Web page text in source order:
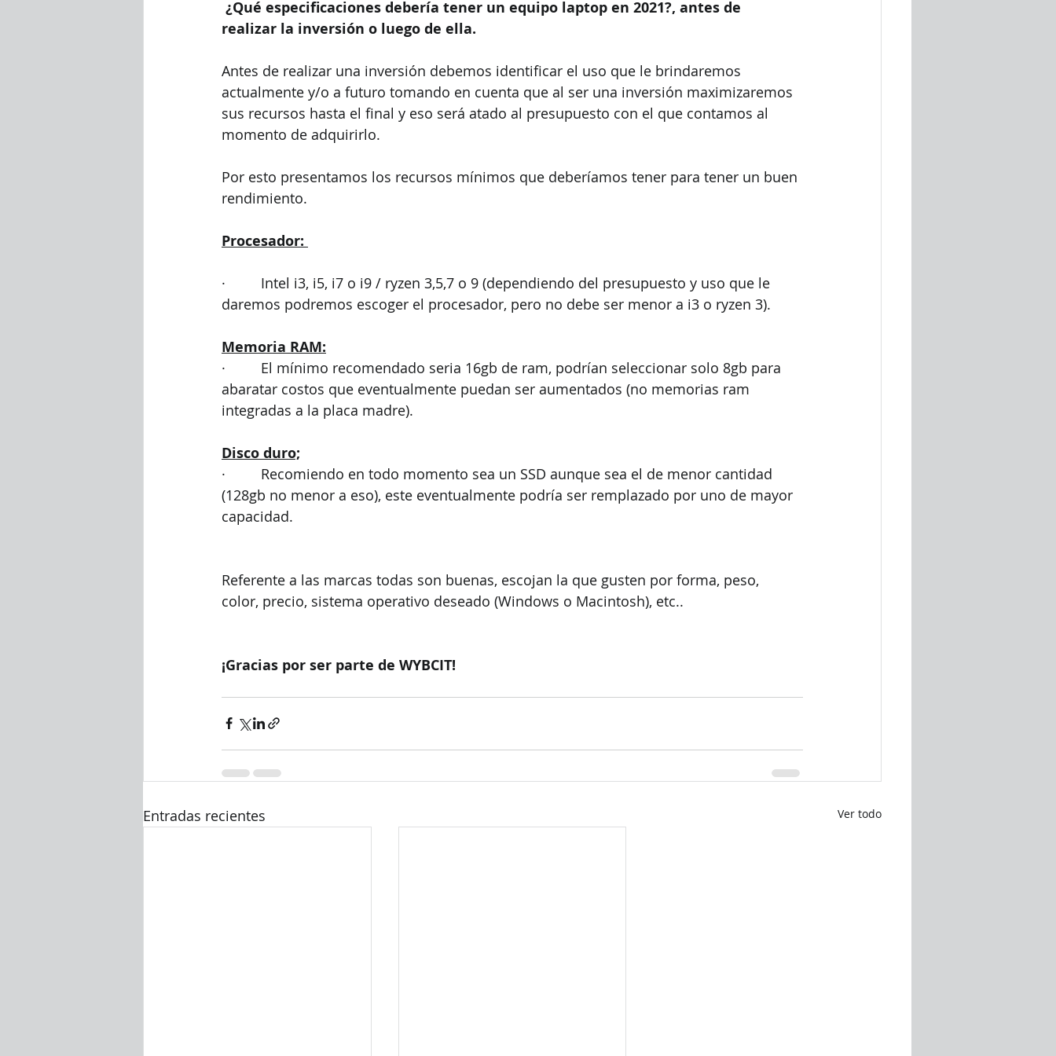
¿Qué especificaciones debería tener un equipo laptop en 2021?, antes de
realizar la inversión o luego de ella.
Antes de realizar una inversión debemos identificar el uso que le brindaremos
actualmente y/o a futuro tomando en cuenta que al ser una inversión maximizaremos
sus recursos hasta el final y eso será atado al presupuesto con el que contamos al
momento de adquirirlo.
Por esto presentamos los recursos mínimos que deberíamos tener para tener un buen
rendimiento.
Procesador:
·         Intel i3, i5, i7 o i9 / ryzen 3,5,7 o 9 (dependiendo del presupuesto y uso que le
daremos podremos escoger el procesador, pero no debe ser menor a i3 o ryzen 3).
Memoria RAM:
·         El mínimo recomendado seria 16gb de ram, podrían seleccionar solo 8gb para
abaratar costos que eventualmente puedan ser aumentados (no memorias ram
integradas a la placa madre).
Disco duro;
·         Recomiendo en todo momento sea un SSD aunque sea el de menor cantidad
(128gb no menor a eso), este eventualmente podría ser remplazado por uno de mayor
capacidad.
Referente a las marcas todas son buenas, escojan la que gusten por forma, peso,
color, precio, sistema operativo deseado (Windows o Macintosh), etc..
¡Gracias por ser parte de WYBCIT!
Entradas recientes Ver todo